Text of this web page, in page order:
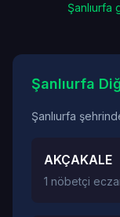
Şanlıurfa
Şanlıurfa
AKÇAKALE
1 nöbetçi